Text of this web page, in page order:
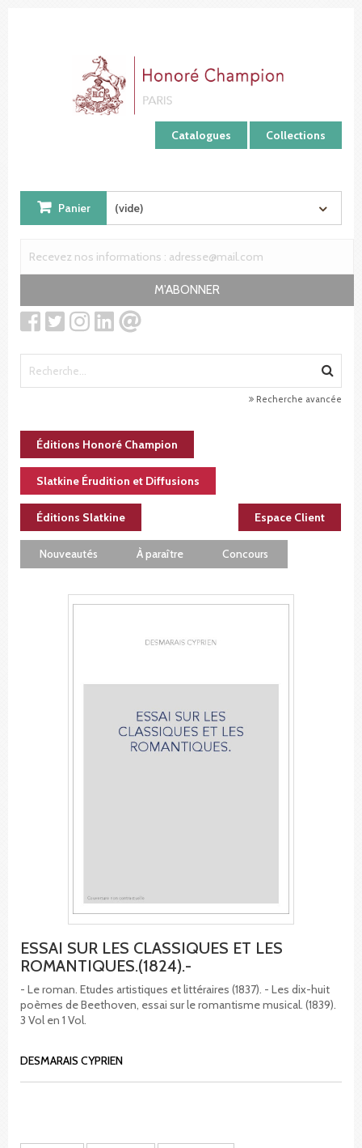
Catalogues Collections
Panier (vide)
M'ABONNER
Recherche avancée
Éditions Honoré Champion
Slatkine Érudition et Diffusions
Éditions Slatkine Espace Client
Nouveautés À paraître Concours
ESSAI SUR LES CLASSIQUES ET LES
ROMANTIQUES.(1824).-
- Le roman. Etudes artistiques et littéraires (1837). - Les dix-huit
poèmes de Beethoven, essai sur le romantisme musical. (1839).
3 Vol en 1 Vol.
DESMARAIS CYPRIEN